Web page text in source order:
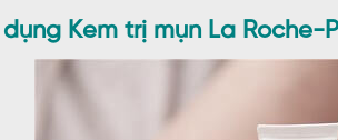
Kem trị mụn La Roche-